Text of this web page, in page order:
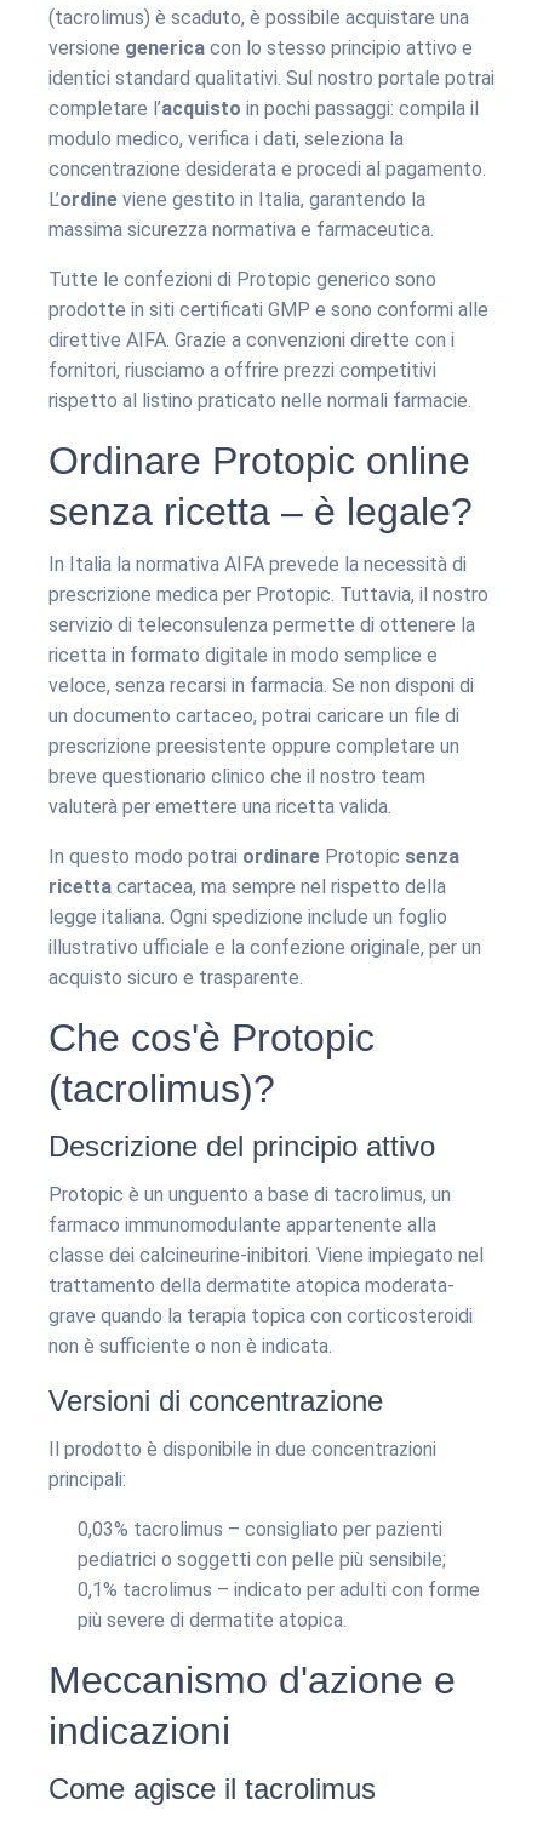
(tacrolimus) è scaduto, è possibile acquistare una
versione generica con lo stesso principio attivo e
identici standard qualitativi. Sul nostro portale potrai
completare l’acquisto in pochi passaggi: compila il
modulo medico, verifica i dati, seleziona la
concentrazione desiderata e procedi al pagamento.
L’ordine viene gestito in Italia, garantendo la
massima sicurezza normativa e farmaceutica.
Tutte le confezioni di Protopic generico sono
prodotte in siti certificati GMP e sono conformi alle
direttive AIFA. Grazie a convenzioni dirette con i
fornitori, riusciamo a offrire prezzi competitivi
rispetto al listino praticato nelle normali farmacie.
Ordinare Protopic online
senza ricetta – è legale?
In Italia la normativa AIFA prevede la necessità di
prescrizione medica per Protopic. Tuttavia, il nostro
servizio di teleconsulenza permette di ottenere la
ricetta in formato digitale in modo semplice e
veloce, senza recarsi in farmacia. Se non disponi di
un documento cartaceo, potrai caricare un file di
prescrizione preesistente oppure completare un
breve questionario clinico che il nostro team
valuterà per emettere una ricetta valida.
In questo modo potrai ordinare Protopic senza
ricetta cartacea, ma sempre nel rispetto della
legge italiana. Ogni spedizione include un foglio
illustrativo ufficiale e la confezione originale, per un
acquisto sicuro e trasparente.
Che cos'è Protopic
(tacrolimus)?
Descrizione del principio attivo
Protopic è un unguento a base di tacrolimus, un
farmaco immunomodulante appartenente alla
classe dei calcineurine-inibitori. Viene impiegato nel
trattamento della dermatite atopica moderata-
grave quando la terapia topica con corticosteroidi
non è sufficiente o non è indicata.
Versioni di concentrazione
Il prodotto è disponibile in due concentrazioni
principali:
0,03% tacrolimus – consigliato per pazienti
pediatrici o soggetti con pelle più sensibile;
0,1% tacrolimus – indicato per adulti con forme
più severe di dermatite atopica.
Meccanismo d'azione e
indicazioni
Come agisce il tacrolimus